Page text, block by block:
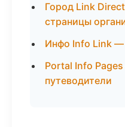
Город Link
страницы
Инфо Info Link —
Portal Info
путеводители